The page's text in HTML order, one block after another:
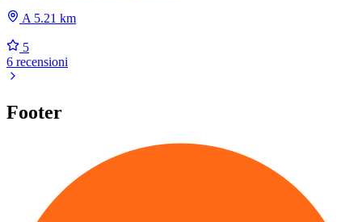
A 5.21 km
5
6 recensioni
Footer